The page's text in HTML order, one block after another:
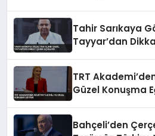
Tahir Sarıkaya
Tayyar’dan
TRT
Güzel Konuşma
Bahçeli’den